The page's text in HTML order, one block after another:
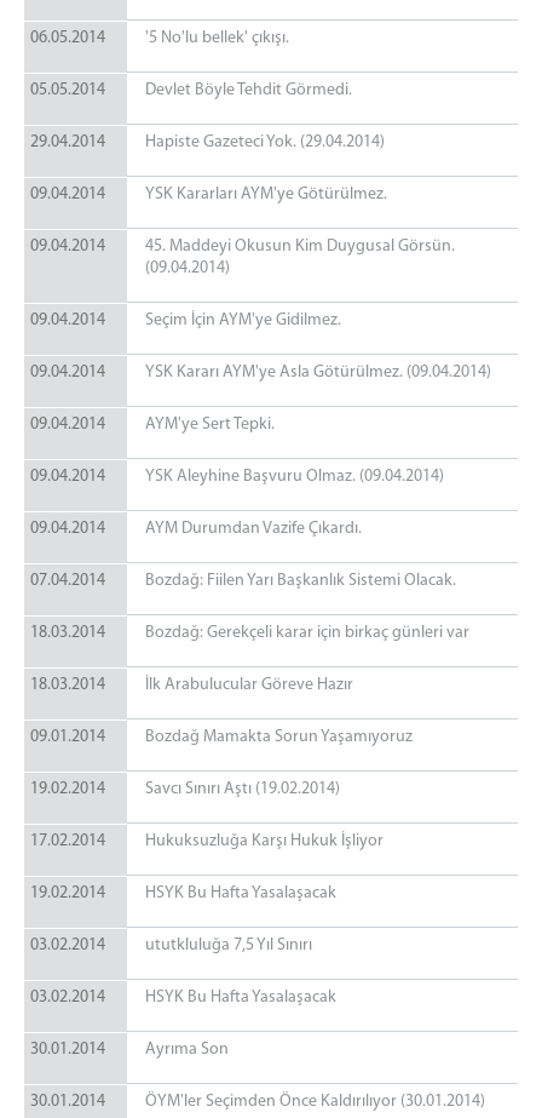
06.05.2014 '5 No'lu bellek' çıkışı.
05.05.2014 Devlet Böyle Tehdit Görmedi.
29.04.2014 Hapiste Gazeteci Yok. (29.04.2014)
09.04.2014 YSK Kararları AYM'ye Götürülmez.
09.04.2014
45. Maddeyi Okusun Kim Duygusal Görsün.
(09.04.2014)
09.04.2014 Seçim İçin AYM'ye Gidilmez.
09.04.2014 YSK Kararı AYM'ye Asla Götürülmez. (09.04.2014)
09.04.2014 AYM'ye Sert Tepki.
09.04.2014 YSK Aleyhine Başvuru Olmaz. (09.04.2014)
09.04.2014 AYM Durumdan Vazife Çıkardı.
07.04.2014 Bozdağ: Fiilen Yarı Başkanlık Sistemi Olacak.
18.03.2014 Bozdağ: Gerekçeli karar için birkaç günleri var
18.03.2014 İlk Arabulucular Göreve Hazır
09.01.2014 Bozdağ Mamakta Sorun Yaşamıyoruz
19.02.2014 Savcı Sınırı Aştı (19.02.2014)
17.02.2014 Hukuksuzluğa Karşı Hukuk İşliyor
19.02.2014 HSYK Bu Hafta Yasalaşacak
03.02.2014 ututkluluğa 7,5 Yıl Sınırı
03.02.2014 HSYK Bu Hafta Yasalaşacak
30.01.2014 Ayrıma Son
30.01.2014 ÖYM'ler Seçimden Önce Kaldırılıyor (30.01.2014)